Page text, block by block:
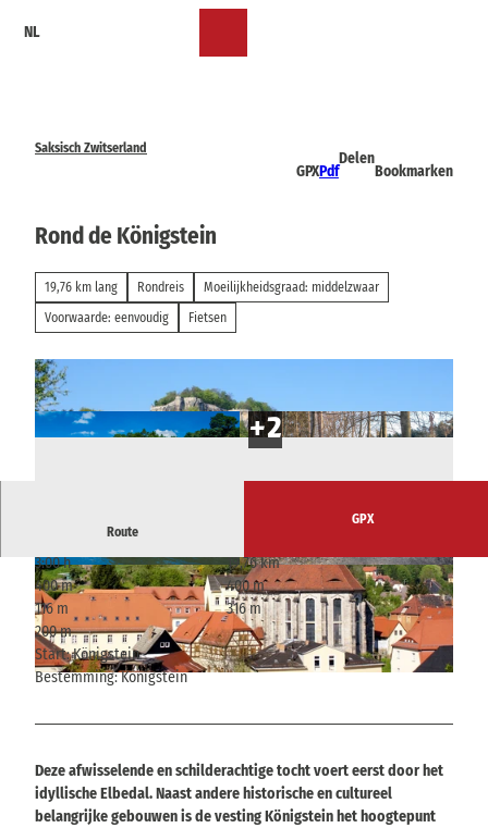
NL
Saksisch Zwitserland
GPXPdf
Delen
Bookmarken
Rond de Königstein
19,76 km lang Rondreis
Moeilijkheidsgraad: middelzwaar
Voorwaarde: eenvoudig
Fietsen
© Tourismusverband Sächsische Schweiz
© Rico Richter, Tourismusverband Sächsische
Schweiz
©
Route
GPX
3:00 h
19,76 km
400 m
400 m
116 m
316 m
200 m
Start: Königstein
Bestemming: Königstein
Deze afwisselende en schilderachtige tocht voert eerst door het
idyllische Elbedal. Naast andere historische en cultureel
belangrijke gebouwen is de vesting Königstein het hoogtepunt